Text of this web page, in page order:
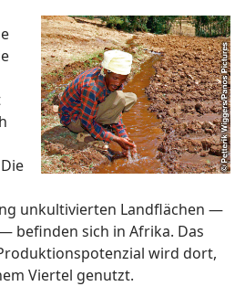
unkultivierten Landflächen —
befinden sich in Afrika. Das
wird dort,
Viertel genutzt.